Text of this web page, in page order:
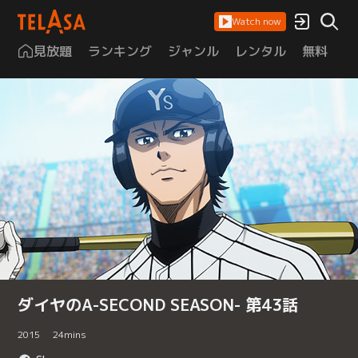
Watch now
見放題 ランキング ジャンル レンタル 無料
ダイヤのA-SECOND SEASON- 第43話
2015 24mins